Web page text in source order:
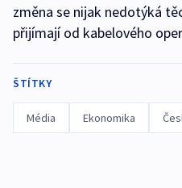
změna se nijak nedotýká
přijímají od kabelového
ŠTÍTKY
Média Ekonomika